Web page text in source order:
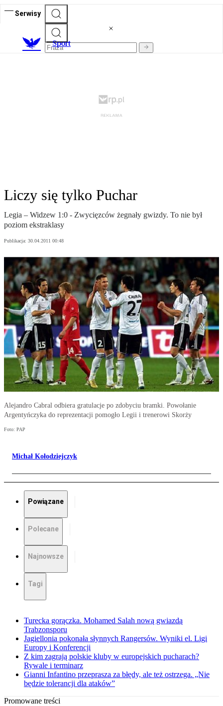
Serwisy
Sport
Liczy się tylko Puchar
Legia – Widzew 1:0 - Zwycięzców żegnały gwizdy. To nie był
poziom ekstraklasy
Publikacja: 30.04.2011 00:48
Alejandro Cabral odbiera gratulacje po zdobyciu bramki. Powołanie
Argentyńczyka do reprezentacji pomogło Legii i trenerowi Skorży
Foto: PAP
Michał Kołodziejczyk
Powiązane
Polecane
Najnowsze
Tagi
Turecka gorączka. Mohamed Salah nową gwiazdą
Trabzonsporu
Jagiellonia pokonała słynnych Rangersów. Wyniki el. Ligi
Europy i Konferencji
Z kim zagrają polskie kluby w europejskich pucharach?
Rywale i terminarz
Gianni Infantino przeprasza za błędy, ale też ostrzega. „Nie
będzie tolerancji dla ataków”
Promowane treści